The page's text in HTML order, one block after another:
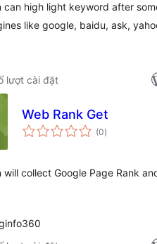
can high light keyword after
like google, baidu, ask,
lượt cài đặt
Web Rank Get
(0tổng
đánh
)
will collect Google Page Rank